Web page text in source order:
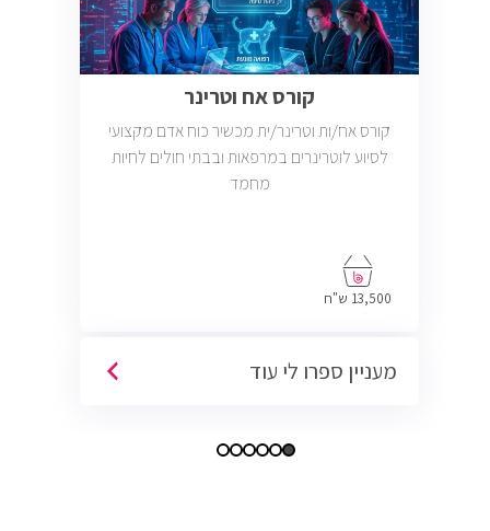
קורס אח וטרינר
קורס אח/ות וטרינר/ית מכשיר כוח אדם מקצועי
לסיוע לוטרינרים במרפאות ובבתי חולים לחיות
מחמד
13,500 ש"ח
מעניין ספרו לי עוד